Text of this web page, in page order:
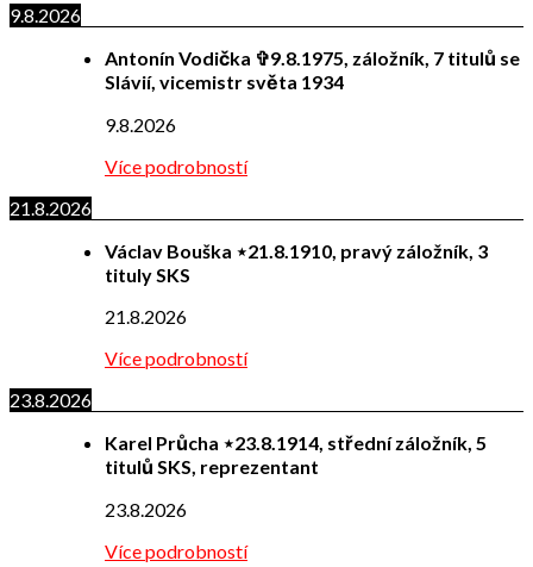
9.8.2026
Antonín Vodička ✞9.8.1975, záložník, 7 titulů se
Slávií, vicemistr světa 1934
9.8.2026
Více podrobností
21.8.2026
Václav Bouška ⋆21.8.1910, pravý záložník, 3
tituly SKS
21.8.2026
Více podrobností
23.8.2026
Karel Průcha ⋆23.8.1914, střední záložník, 5
titulů SKS, reprezentant
23.8.2026
Více podrobností